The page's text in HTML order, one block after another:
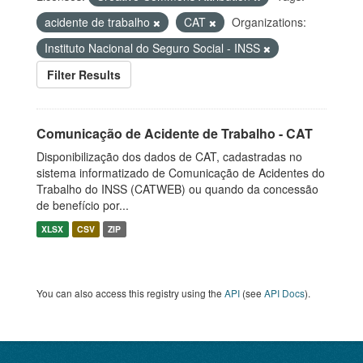
acidente de trabalho
CAT
Organizations:
Instituto Nacional do Seguro Social - INSS
Filter Results
Comunicação de Acidente de Trabalho - CAT
Disponibilização dos dados de CAT, cadastradas no
sistema informatizado de Comunicação de Acidentes do
Trabalho do INSS (CATWEB) ou quando da concessão
de benefício por...
XLSX CSV ZIP
You can also access this registry using the API (see API Docs).